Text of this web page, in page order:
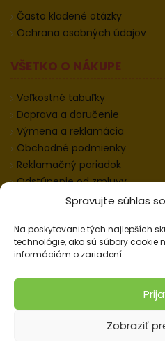
Spravujte súhlas
Na poskytovanie tých najlepších
technológie, ako sú súbory
informáciám o zariadení.
Zobraziť
Často kladené otázky
Ochrana osobných údajov
VŠETKO O NÁKUPE
Veľkostné tabuľky
Doprava a doručenie
Výmena a reklamácia
Obchodné podmienky
Reklamačný poriadok
Odstúpenie od zmluvy
Informácie k odstúpeniu
Nastavenie cookies